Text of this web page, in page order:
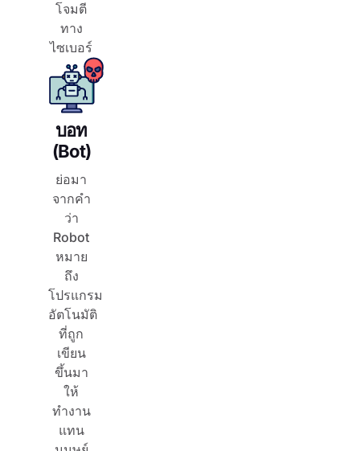
โจมตี
ทาง
ไซเบอร์
บอท
(Bot)
ย่อมา
จากคำ
ว่า
Robot
หมาย
ถึง
โปรแกรม
อัตโนมัติ
ที่ถูก
เขียน
ขึ้นมา
ให้
ทำงาน
แทน